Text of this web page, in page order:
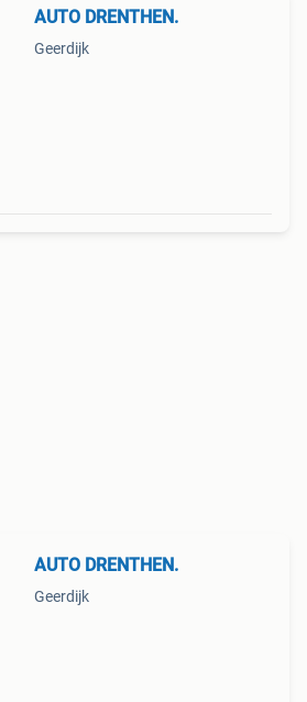
AUTO DRENTHEN.
Geerdijk
AUTO DRENTHEN.
Geerdijk